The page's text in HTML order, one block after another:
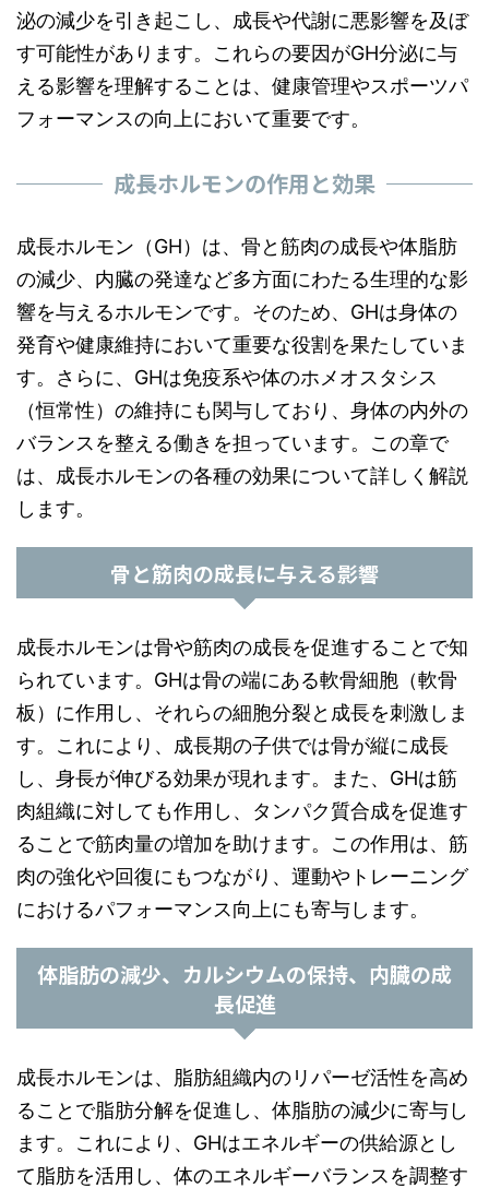
泌の減少を引き起こし、成長や代謝に悪影響を及ぼ
す可能性があります。これらの要因がGH分泌に与
える影響を理解することは、健康管理やスポーツパ
フォーマンスの向上において重要です。
成長ホルモンの作用と効果
成長ホルモン（GH）は、骨と筋肉の成長や体脂肪
の減少、内臓の発達など多方面にわたる生理的な影
響を与えるホルモンです。そのため、GHは身体の
発育や健康維持において重要な役割を果たしていま
す。さらに、GHは免疫系や体のホメオスタシス
（恒常性）の維持にも関与しており、身体の内外の
バランスを整える働きを担っています。この章で
は、成長ホルモンの各種の効果について詳しく解説
します。
骨と筋肉の成長に与える影響
成長ホルモンは骨や筋肉の成長を促進することで知
られています。GHは骨の端にある軟骨細胞（軟骨
板）に作用し、それらの細胞分裂と成長を刺激しま
す。これにより、成長期の子供では骨が縦に成長
し、身長が伸びる効果が現れます。また、GHは筋
肉組織に対しても作用し、タンパク質合成を促進す
ることで筋肉量の増加を助けます。この作用は、筋
肉の強化や回復にもつながり、運動やトレーニング
におけるパフォーマンス向上にも寄与します。
体脂肪の減少、カルシウムの保持、内臓の成
長促進
成長ホルモンは、脂肪組織内のリパーゼ活性を高め
ることで脂肪分解を促進し、体脂肪の減少に寄与し
ます。これにより、GHはエネルギーの供給源とし
て脂肪を活用し、体のエネルギーバランスを調整す